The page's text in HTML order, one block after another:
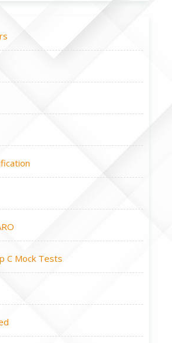
C Mock Tests